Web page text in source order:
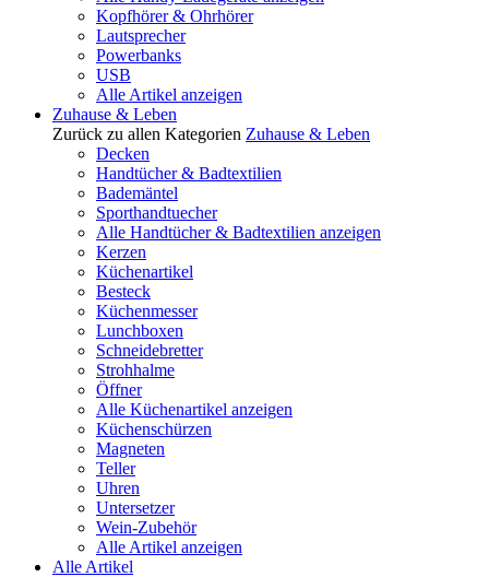
Kopfhörer & Ohrhörer
Lautsprecher
Powerbanks
USB
Alle Artikel anzeigen
Zuhause & Leben
Zurück zu allen Kategorien Zuhause & Leben
Decken
Handtücher & Badtextilien
Bademäntel
Sporthandtuecher
Alle Handtücher & Badtextilien anzeigen
Kerzen
Küchenartikel
Besteck
Küchenmesser
Lunchboxen
Schneidebretter
Strohhalme
Öffner
Alle Küchenartikel anzeigen
Küchenschürzen
Magneten
Teller
Uhren
Untersetzer
Wein-Zubehör
Alle Artikel anzeigen
Alle Artikel